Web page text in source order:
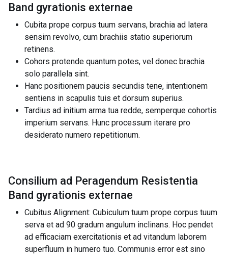
Band gyrationis externae
Cubita prope corpus tuum servans, brachia ad latera
sensim revolvo, cum brachiis statio superiorum
retinens.
Cohors protende quantum potes, vel donec brachia
solo parallela sint.
Hanc positionem paucis secundis tene, intentionem
sentiens in scapulis tuis et dorsum superius.
Tardius ad initium arma tua redde, semperque cohortis
imperium servans. Hunc processum iterare pro
desiderato numero repetitionum.
Consilium ad Peragendum Resistentia
Band gyrationis externae
Cubitus Alignment: Cubiculum tuum prope corpus tuum
serva et ad 90 gradum angulum inclinans. Hoc pendet
ad efficaciam exercitationis et ad vitandum laborem
superfluum in humero tuo. Communis error est sino